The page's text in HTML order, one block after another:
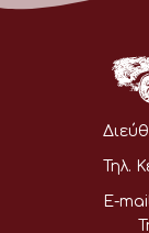
Τηλ.
E-